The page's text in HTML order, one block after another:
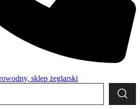
sklep żeglarski
żeglarski, części do silników,
elektronika morska